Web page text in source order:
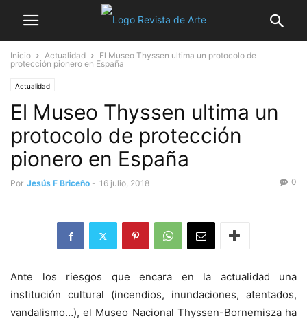
Inicio Actualidad
El Museo Thyssen ultima un protocolo de
protección pionero en España
Actualidad
El Museo Thyssen ultima un
protocolo de protección
pionero en España
Por Jesús F Briceño - 16 julio, 2018 0
Ante los riesgos que encara en la actualidad una
institución cultural (incendios, inundaciones, atentados,
vandalismo…), el Museo Nacional Thyssen-Bornemisza ha